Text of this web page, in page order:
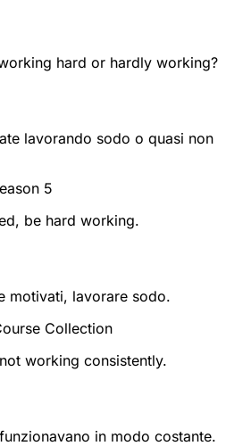
hard or hardly working?
lavorando sodo o quasi non
5
be hard working.
motivati, lavorare sodo.
Collection
working consistently.
in modo costante.